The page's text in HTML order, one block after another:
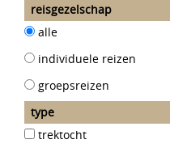
reisgezelschap
alle
individuele reizen
groepsreizen
type
trektocht